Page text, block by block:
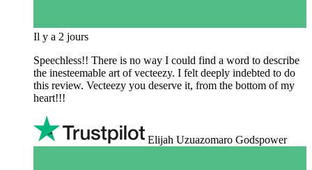
Il y a 2 jours
Speechless!! There is no way I could find a word to describe
the inesteemable art of vecteezy. I felt deeply indebted to do
this review. Vecteezy you deserve it, from the bottom of my
heart!!!
Elijah Uzuazomaro Godspower